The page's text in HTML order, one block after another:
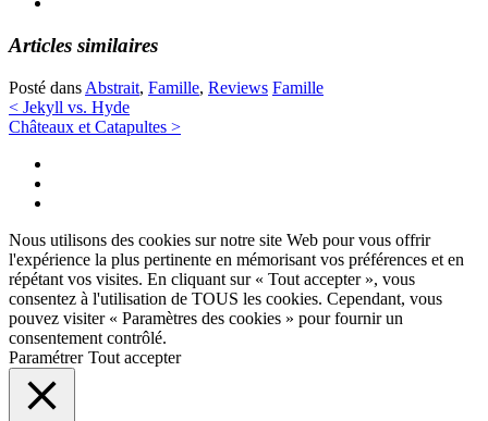
Articles similaires
Posté dans Abstrait, Famille, Reviews Famille
Navigation
des
articles
< Jekyll vs. Hyde
Châteaux et Catapultes >
Nous utilisons des cookies sur notre site Web pour vous offrir
l'expérience la plus pertinente en mémorisant vos préférences et en
répétant vos visites. En cliquant sur « Tout accepter », vous
consentez à l'utilisation de TOUS les cookies. Cependant, vous
pouvez visiter « Paramètres des cookies » pour fournir un
consentement contrôlé.
Paramétrer Tout accepter